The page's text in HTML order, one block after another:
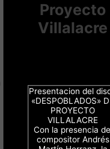
Proyecto
Villalacre
Presentacion del
«DESPOBLADOS»
PROYECTO
VILLALACRE
Con la presencia
compositor Andrés